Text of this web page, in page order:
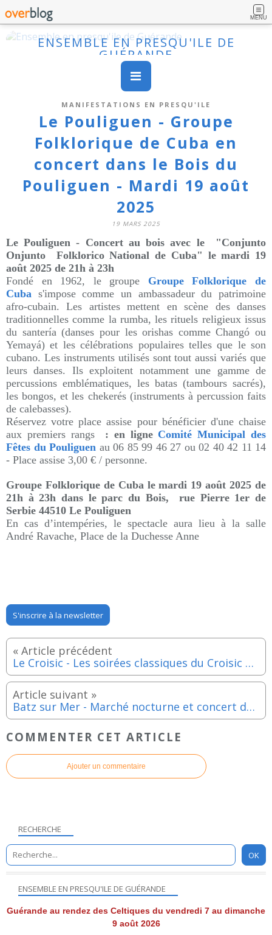
MENU
ENSEMBLE EN PRESQU'ILE DE
GUÉRANDE
MANIFESTATIONS EN PRESQU'ILE
Le Pouliguen - Groupe
Folklorique de Cuba en
concert dans le Bois du
Pouliguen - Mardi 19 août
2025
19 MARS 2025
Le Pouliguen - Concert au bois avec le "Conjunto
Onjunto Folklorico National de Cuba" le mardi 19
août 2025 de 21h à 23h
Fondé en 1962, le groupe Groupe Folklorique de
Cuba s'impose comme un ambassadeur du patrimoine
afro-cubain. Les artistes mettent en scène des danses
traditionnelles comme la rumba, les rituels religieux issus
du santería (danses pour les orishas comme Changó ou
Yemayá) et les célébrations populaires telles que le son
cubano. Les instruments utilisés sont tout aussi variés que
leurs danses. Ils exploitent notamment une gamme de
percussions emblématiques, les batas (tambours sacrés),
les bongos, et les chekerés (instruments à percussion faits
de calebasses).
Réservez votre place assise pour bénéficier d'une chaise
aux premiers rangs
: en ligne Comité Municipal des
Fêtes du Pouliguen au 06 85 99 46 27 ou 02 40 42 11 14
- Place assise 3,00 € / personne.
Groupe Folklorique de Cuba le mardi 19 août 2025 de
21h à 23h dans le parc du Bois, rue Pierre 1er de
Serbie 44510 Le Pouliguen
En cas d’intempéries, le spectacle aura lieu à la salle
André Ravache, Place de la Duchesse Anne
S'inscrire à la newsletter
Le Croisic - Les soirées classiques du Croisic avec le Trio Ladmirault - Mardi 19 août 2025
Batz sur Mer - Marché nocturne et concert de Gustus - Mardi 19 aout 2025
COMMENTER CET ARTICLE
Ajouter un commentaire
RECHERCHE
ENSEMBLE EN PRESQU'ILE DE GUÉRANDE
Guérande au rendez des Celtiques du vendredi 7 au dimanche
9 août 2026